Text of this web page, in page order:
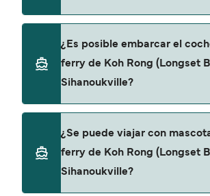
descrubrir las últimas
Rong (Longset Beach) a
Island Speed Ferry
G.T.V.C Boat
Speed Ferry Cambodia
¿Es posible embarcar el
ferry de Koh Rong (Longset
Sihanoukville?
Sihanoukville.
¿Se puede viajar con
ferry de Koh Rong (Longset
Sihanoukville?